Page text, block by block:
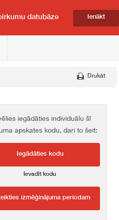
datubāze Ienākt
Drukāt
iegādāties individuālu šī
apskates kodu, dari to šeit:
Iegādāties kodu
Ievadīt kodu
izmēģinājuma periodam